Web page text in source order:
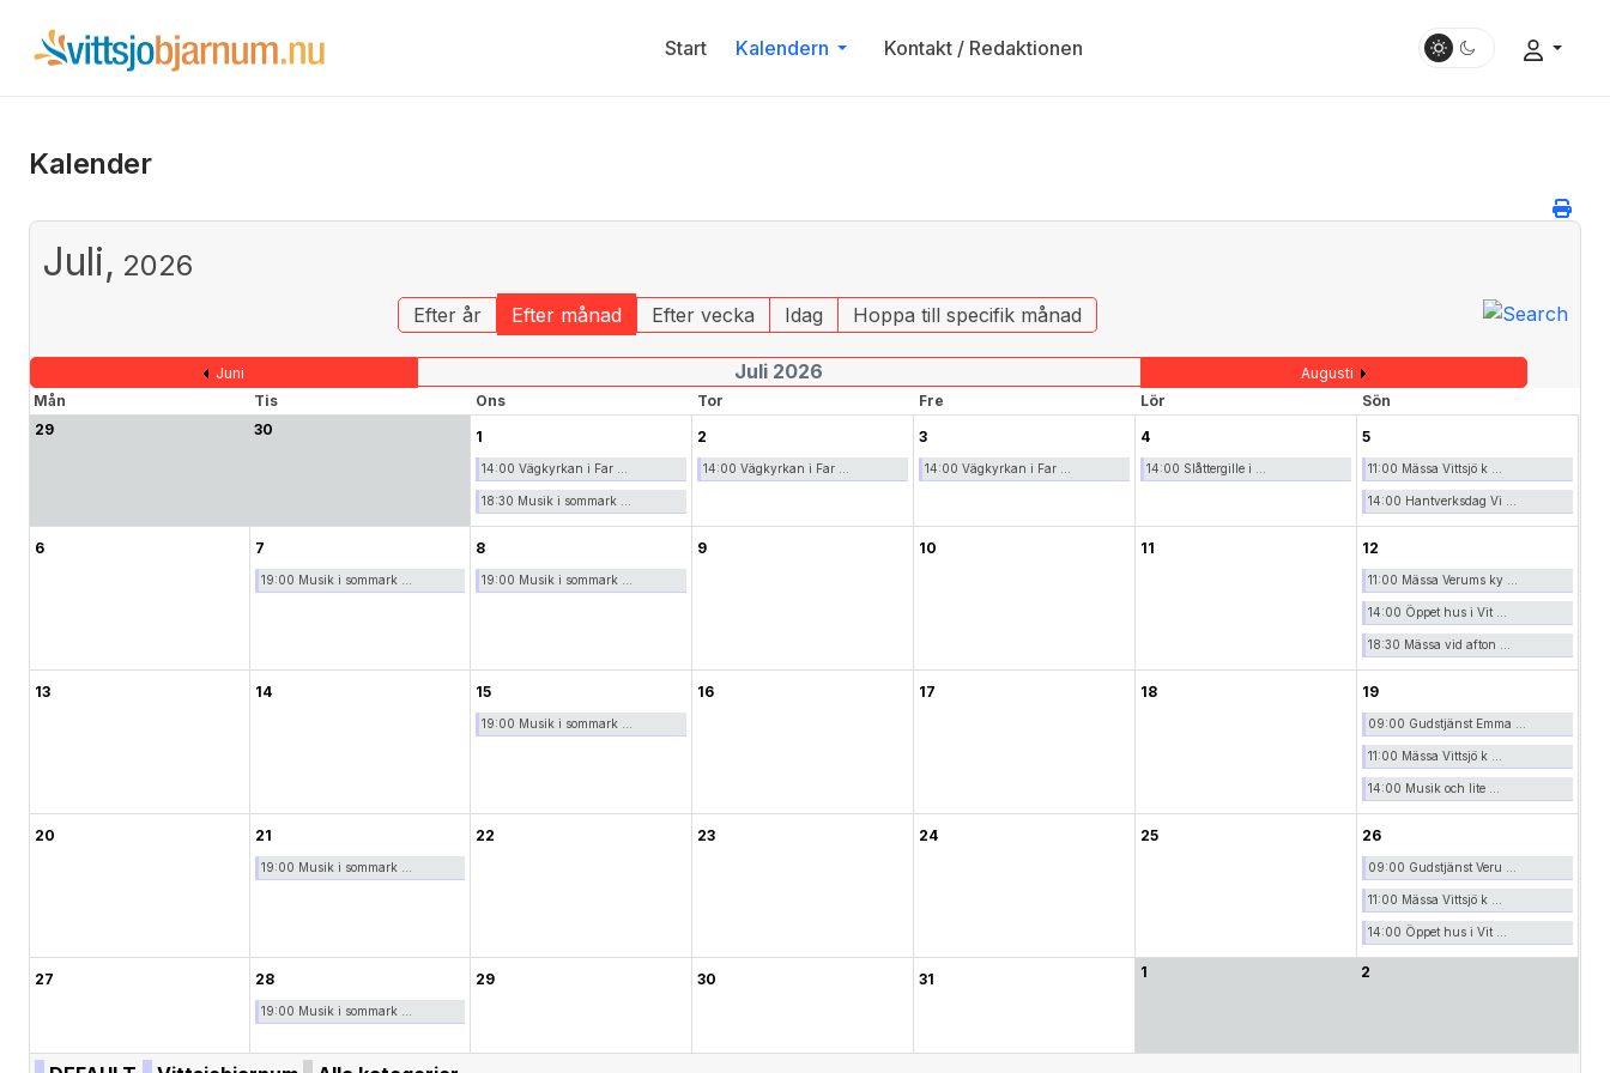
Start Kalendern Kontakt / Redaktionen
Kalender
Juli, 2026
Efter år Efter månad Efter vecka Idag Hoppa till specifik månad
Juni Juli 2026
Augusti
Mån
Tis Ons Tor Fre Lör
Sön
29
30 1
14:00 Vägkyrkan i Far ...
18:30 Musik i sommark ...
2
14:00 Vägkyrkan i Far ...
3
14:00 Vägkyrkan i Far ...
4
14:00 Slåttergille i ...
5
11:00 Mässa Vittsjö k ...
14:00 Hantverksdag Vi ...
6 7
19:00 Musik i sommark ...
8
19:00 Musik i sommark ...
9 10 11 12
11:00 Mässa Verums ky ...
14:00 Öppet hus i Vit ...
18:30 Mässa vid afton ...
13 14 15
19:00 Musik i sommark ...
16 17 18 19
09:00 Gudstjänst Emma ...
11:00 Mässa Vittsjö k ...
14:00 Musik och lite ...
20 21
19:00 Musik i sommark ...
22 23 24 25 26
09:00 Gudstjänst Veru ...
11:00 Mässa Vittsjö k ...
14:00 Öppet hus i Vit ...
27 28
19:00 Musik i sommark ...
29 30 31 1 2